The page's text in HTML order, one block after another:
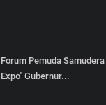
Forum Pemuda
Expo" Gubernur...